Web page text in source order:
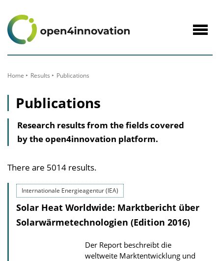
Content
Home Results Publications
Publications
Research results from the fields covered
by the open4innovation platform.
There are 5014 results.
Internationale Energieagentur (IEA)
Solar Heat Worldwide: Marktbericht über
Solarwärmetechnologien (Edition 2016)
Der Report beschreibt die
weltweite Marktentwicklung und